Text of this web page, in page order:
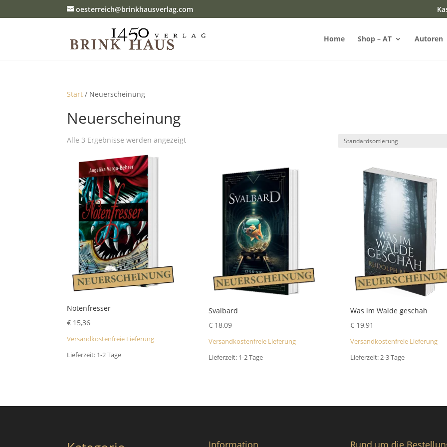
oesterreich@brinkhausverlag.com
Home Shop – AT Autoren
Start / Neuerscheinung
Neuerscheinung
Alle 3 Ergebnisse werden angezeigt
Notenfresser
€ 15,36
Versandkostenfreie Lieferung
Lieferzeit: 1-2 Tage
Svalbard
€18,09
Versandkostenfreie Lieferung
Lieferzeit: 1-2 Tage
Was im Walde geschah
€19,91
Versandkostenfreie Lieferung
Lieferzeit:2-3 Tage